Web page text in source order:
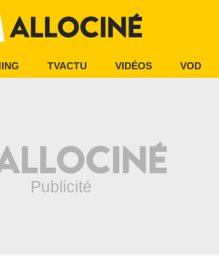
TVACTU VIDÉOS VOD